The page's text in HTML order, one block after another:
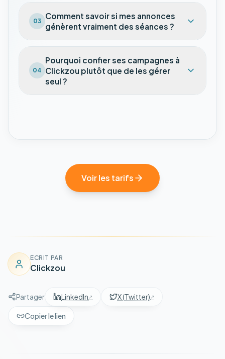
03
Comment savoir si mes annonces
génèrent vraiment des séances ?
04
Pourquoi confier ses campagnes à
Clickzou plutôt que de les gérer
seul ?
Voir les tarifs
ECRIT PAR
Clickzou
Partager LinkedIn X (Twitter)
Copier le lien